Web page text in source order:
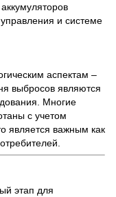
и системе
аспектам –
выбросов являются
Многие
с учетом
является важным как
этап для